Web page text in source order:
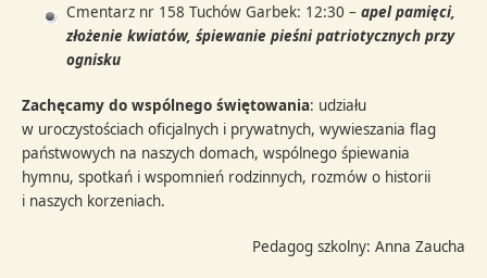
Cmentarz nr 158 Tuchów Garbek: 12:30 – apel pamięci,
złożenie kwiatów, śpiewanie pieśni patriotycznych przy
ognisku
Zachęcamy do wspólnego świętowania: udziału
w uroczystościach oficjalnych i prywatnych, wywieszania flag
państwowych na naszych domach, wspólnego śpiewania
hymnu, spotkań i wspomnień rodzinnych, rozmów o historii
i naszych korzeniach.
Pedagog szkolny: Anna Zaucha